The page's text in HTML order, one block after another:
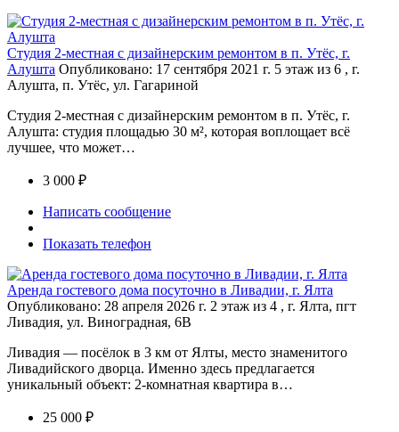
Студия 2-местная с дизайнерским ремонтом в п. Утёс, г.
Алушта Опубликовано: 17 сентября 2021 г. 5 этаж из 6 , г.
Алушта, п. Утёс, ул. Гагариной
Студия 2-местная с дизайнерским ремонтом в п. Утёс, г.
Алушта: студия площадью 30 м², которая воплощает всё
лучшее, что может…
3 000 ₽
Написать сообщение
Показать телефон
Аренда гостевого дома посуточно в Ливадии, г. Ялта
Опубликовано: 28 апреля 2026 г. 2 этаж из 4 , г. Ялта, пгт
Ливадия, ул. Виноградная, 6В
Ливадия — посёлок в 3 км от Ялты, место знаменитого
Ливадийского дворца. Именно здесь предлагается
уникальный объект: 2-комнатная квартира в…
25 000 ₽